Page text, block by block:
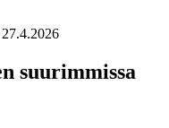
suurimmissa